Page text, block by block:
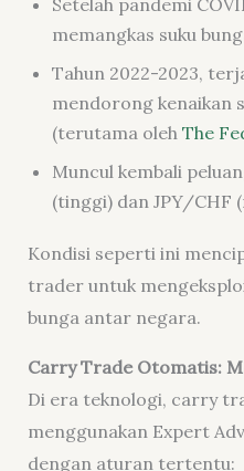
memangkas suku
Tahun 2022-2023,
mendorong kenaikan
(terutama oleh The
Muncul kembali
(tinggi) dan JPY/CHF
Kondisi seperti ini
trader untuk
bunga antar negara.
Carry Trade Otomatis:
Di era teknologi, carry
menggunakan Expert
dengan aturan tertentu: